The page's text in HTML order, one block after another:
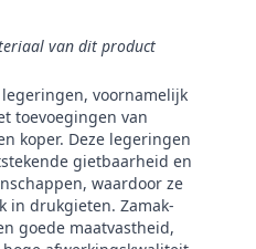
van dit product
voornamelijk
toevoegingen van
koper. Deze legeringen
gietbaarheid en
waardoor ze
in drukgieten. Zamak-
goede maatvastheid,